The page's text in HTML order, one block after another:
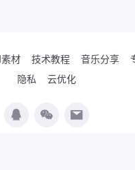
材 技术教程 音乐分享
隐私
云优化